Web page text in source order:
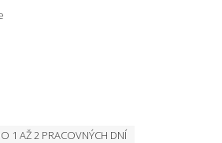
1 AŽ 2 PRACOVNÝCH DNÍ